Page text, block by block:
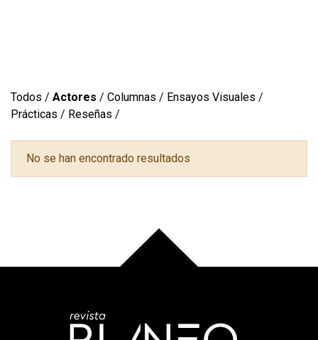
Todos / Actores / Columnas / Ensayos Visuales /
Prácticas / Reseñas /
No se han encontrado resultados